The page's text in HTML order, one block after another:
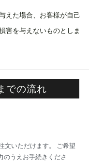
えた場合、お客様が自己
害を与えないものとしま
での流れ
文いただけます。 ご希望
のうえお手続きくださ